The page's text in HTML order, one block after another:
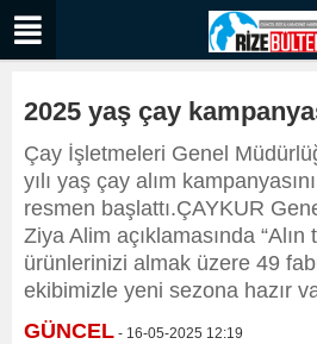
2025 yaş çay
Çay İşletmeleri Genel
yılı yaş çay alım
resmen başlattı.ÇAYKUR
Ziya Alim açıklamasında
ürünlerinizi almak üzere 49
ekibimizle yeni sezona hazır
GÜNCEL - 16-05-2025 12:19